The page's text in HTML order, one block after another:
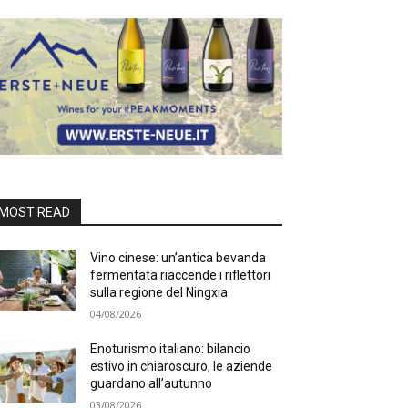
READ
Vino cinese: un’antica bevanda
fermentata riaccende i riflettori
sulla regione del Ningxia
04/08/2026
Enoturismo italiano: bilancio
estivo in chiaroscuro, le aziende
guardano all’autunno
03/08/2026